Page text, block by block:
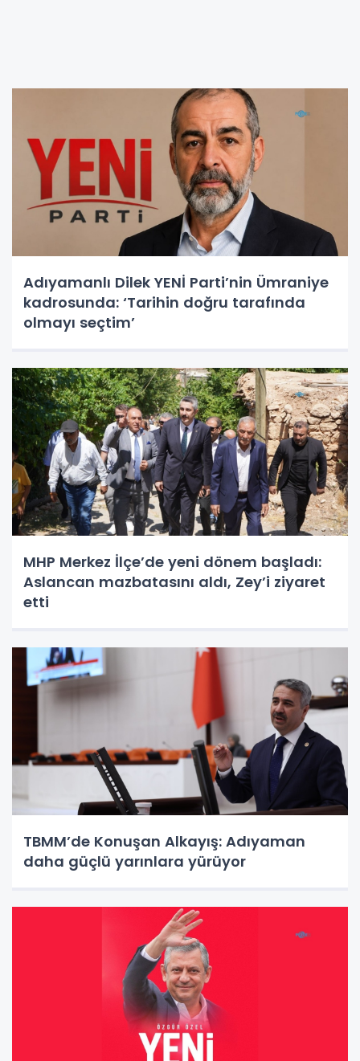
Adıyamanlı Dilek YENİ Parti’nin Ümraniye
kadrosunda: ‘Tarihin doğru tarafında
olmayı seçtim’
MHP Merkez İlçe’de yeni dönem başladı:
Aslancan mazbatasını aldı, Zey’i ziyaret
etti
TBMM’de Konuşan Alkayış: Adıyaman
daha güçlü yarınlara yürüyor